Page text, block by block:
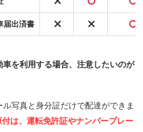
届出済書
を利用する場合、注意したいのが
写真と身分証だけで配達ができま
は、運転免許証やナンバープレー